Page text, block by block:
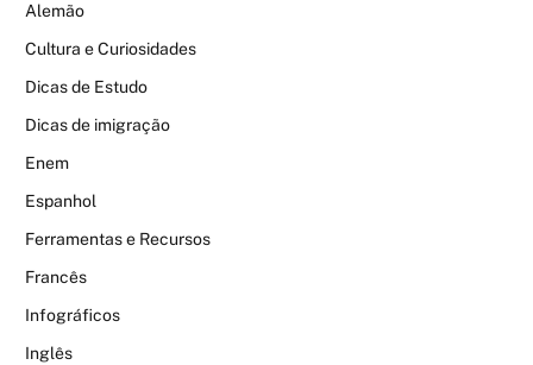
Alemão
Cultura e Curiosidades
Dicas de Estudo
Dicas de imigração
Enem
Espanhol
Ferramentas e Recursos
Francês
Infográficos
Inglês